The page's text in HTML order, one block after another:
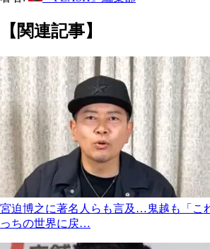
【関連記事】
宮迫博之に著名人らも言及…鬼越も「こ
っちの世界に戻…